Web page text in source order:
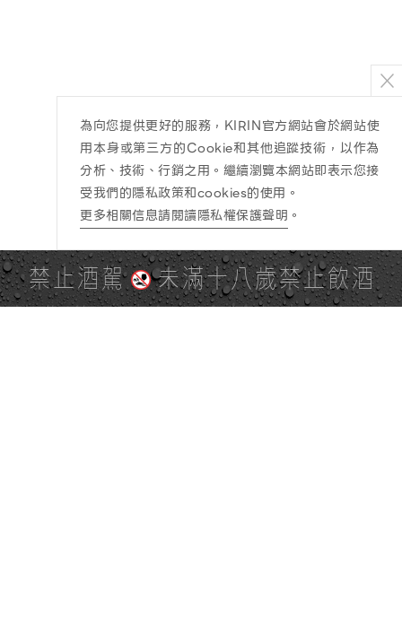
禁止酒駕 未滿十八歲禁止飲酒
為向您提供更好的服務，KIRIN官方網站會於網站使
用本身或第三方的Cookie和其他追蹤技術，以作為
分析、技術、行銷之用。繼續瀏覽本網站即表示您接
受我們的隱私政策和cookies的使用。
更多相關信息請閱讀隱私權保護聲明 。
PAGE TOP